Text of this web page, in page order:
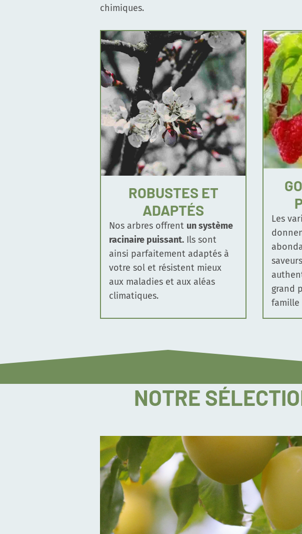
chimiques.
ROBUSTES ET
ADAPTÉS
Nos arbres offrent un système
racinaire puissant. Ils sont
ainsi parfaitement adaptés à
votre sol et résistent mieux
aux maladies et aux aléas
climatiques.
Les
grand
famille
NOTRE